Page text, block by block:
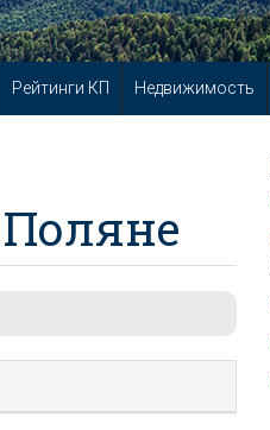
Рейтинги КП Недвижимость